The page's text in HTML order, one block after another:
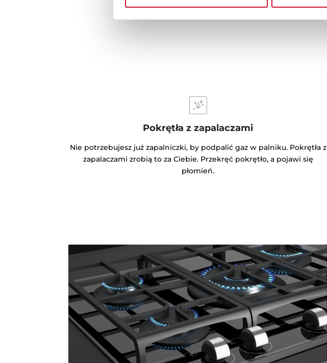
Pokrętła z zapalaczami
Nie potrzebujesz już zapalniczki, by podpalić gaz w palniku. Pokrętła z
zapalaczami zrobią to za Ciebie. Przekręć pokrętło, a pojawi się
płomień.